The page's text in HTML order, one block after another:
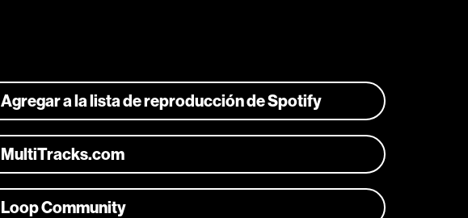
Agregar a la lista de reproducción de Spotify
MultiTracks.com
Loop Community